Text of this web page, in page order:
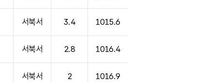
서북서 3.4 1015.6
서북서 2.8 1016.4
서북서 2 1016.9